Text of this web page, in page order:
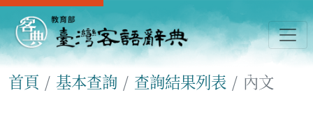
首頁 基本查詢 查詢結果列表 內文